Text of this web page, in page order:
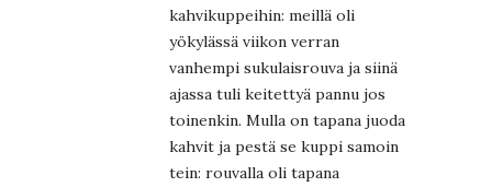
kahvikuppeihin: meillä oli
yökylässä viikon verran
vanhempi sukulaisrouva ja siinä
ajassa tuli keitettyä pannu jos
toinenkin. Mulla on tapana juoda
kahvit ja pestä se kuppi samoin
tein: rouvalla oli tapana